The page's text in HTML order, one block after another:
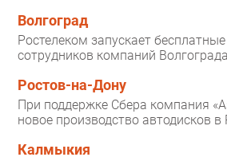
Волгоград
Ростелеком запускает
сотрудников компаний Волгограда
Ростов-на-Дону
При поддержке Сбера компания
новое производство автодисков в
Калмыкия